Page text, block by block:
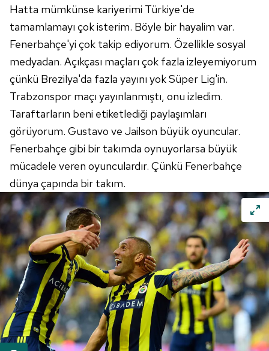
Hatta mümkünse kariyerimi Türkiye'de
tamamlamayı çok isterim. Böyle bir hayalim var.
Fenerbahçe'yi çok takip ediyorum. Özellikle sosyal
medyadan. Açıkçası maçları çok fazla izleyemiyorum
çünkü Brezilya'da fazla yayını yok Süper Lig'in.
Trabzonspor maçı yayınlanmıştı, onu izledim.
Taraftarların beni etiketlediği paylaşımları
görüyorum. Gustavo ve Jailson büyük oyuncular.
Fenerbahçe gibi bir takımda oynuyorlarsa büyük
mücadele veren oyunculardır. Çünkü Fenerbahçe
dünya çapında bir takım.